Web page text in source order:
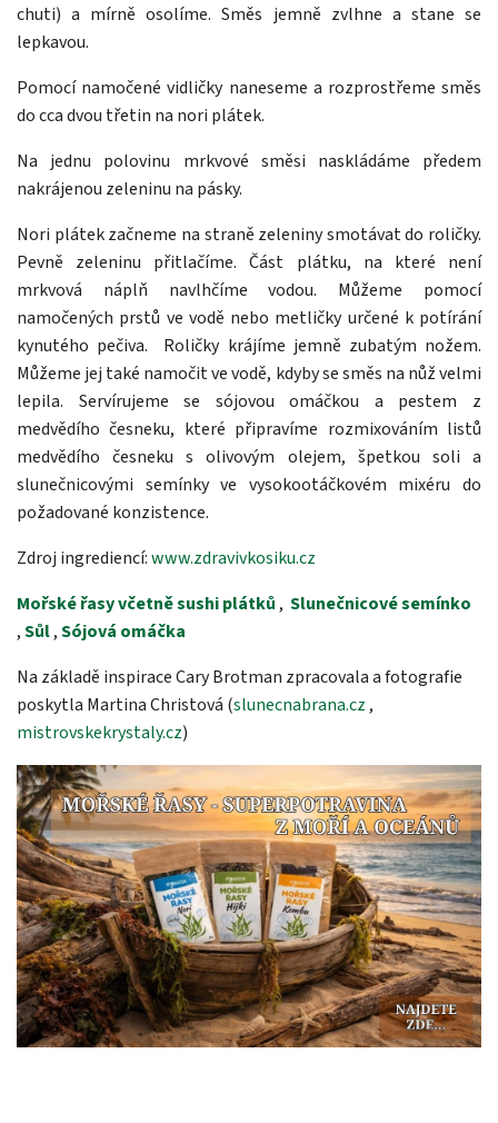
chuti) a mírně osolíme. Směs jemně zvlhne a stane se
lepkavou.
Pomocí namočené vidličky naneseme a rozprostřeme směs
do cca dvou třetin na nori plátek.
Na jednu polovinu mrkvové směsi naskládáme předem
nakrájenou zeleninu na pásky.
Nori plátek začneme na straně zeleniny smotávat do roličky.
Pevně zeleninu přitlačíme. Část plátku, na které není
mrkvová náplň navlhčíme vodou. Můžeme pomocí
namočených prstů ve vodě nebo metličky určené k potírání
kynutého pečiva. Roličky krájíme jemně zubatým nožem.
Můžeme jej také namočit ve vodě, kdyby se směs na nůž velmi
lepila. Servírujeme se sójovou omáčkou a pestem z
medvědího česneku, které připravíme rozmixováním listů
medvědího česneku s olivovým olejem, špetkou soli a
slunečnicovými semínky ve vysokootáčkovém mixéru do
požadované konzistence.
Zdroj ingrediencí:www.zdravivkosiku.cz
Mořské řasy včetně sushi plátků , Slunečnicové semínko
,Sůl,Sójová omáčka
Na základě inspirace Cary Brotman zpracovala a fotografie
poskytla Martina Christová (slunecnabrana.cz ,
mistrovskekrystaly.cz)